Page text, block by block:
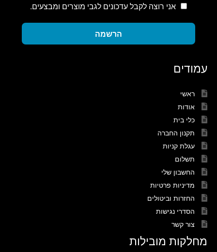
אני רוצה לקבל עדכונים לגבי מוצרים ומבצעים.
הרשמה
עמודים
ראשי
אודות
כלי בית
תקנון החברה
עגלת קניות
תשלום
החשבון שלי
מדיניות פרטיות
החזרות וביטולים
הסדרי נגישות
צור קשר
מחלקות מובילות